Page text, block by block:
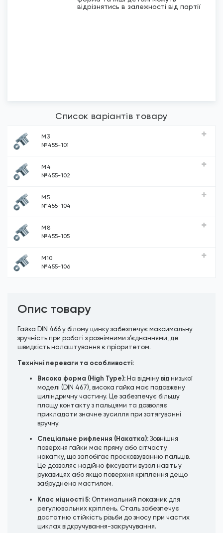
відрізнятись в залежності від партії
Список варіантів товару
М3
№455-101
М4
№455-102
М5
№455-104
М8
№455-105
М10
№455-106
Опис товару
Гайка DIN 466 у білому цинку забезпечує максимальну
зручність при роботі з рознімними з’єднаннями, де
швидкість налаштування є пріоритетом.
Технічні переваги та особливості:
Висока форма (High Type): На відміну від низької
моделі (DIN 467), висока гайка має подовжену
циліндричну частину. Це забезпечує більшу
площу контакту з пальцями та дозволяє
прикладати значне зусилля при затягуванні
вручну.
Спеціальне рифлення (Накатка): Зовнішня
поверхня гайки має пряму або сітчасту
накатку, що запобігає просковзуванню пальців.
Це дозволяє надійно фіксувати вузол навіть у
рукавицях або якщо поверхня кріплення дещо
забруднена мастилом.
Клас міцності 5: Оптимальний показник для
регулювальних кріплень. Сталь забезпечує
достатню стійкість різьби до зносу при частих
циклах відкручування-закручування.